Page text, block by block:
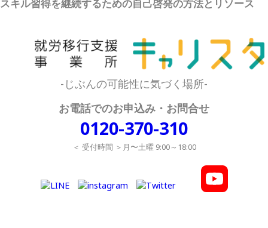
スキル習得を継続するための自己啓発の方法とリソース
-じぶんの可能性に気づく場所-
お電話でのお申込み・お問合せ
0120-370-310
＜ 受付時間 ＞月〜土曜 9:00～18:00